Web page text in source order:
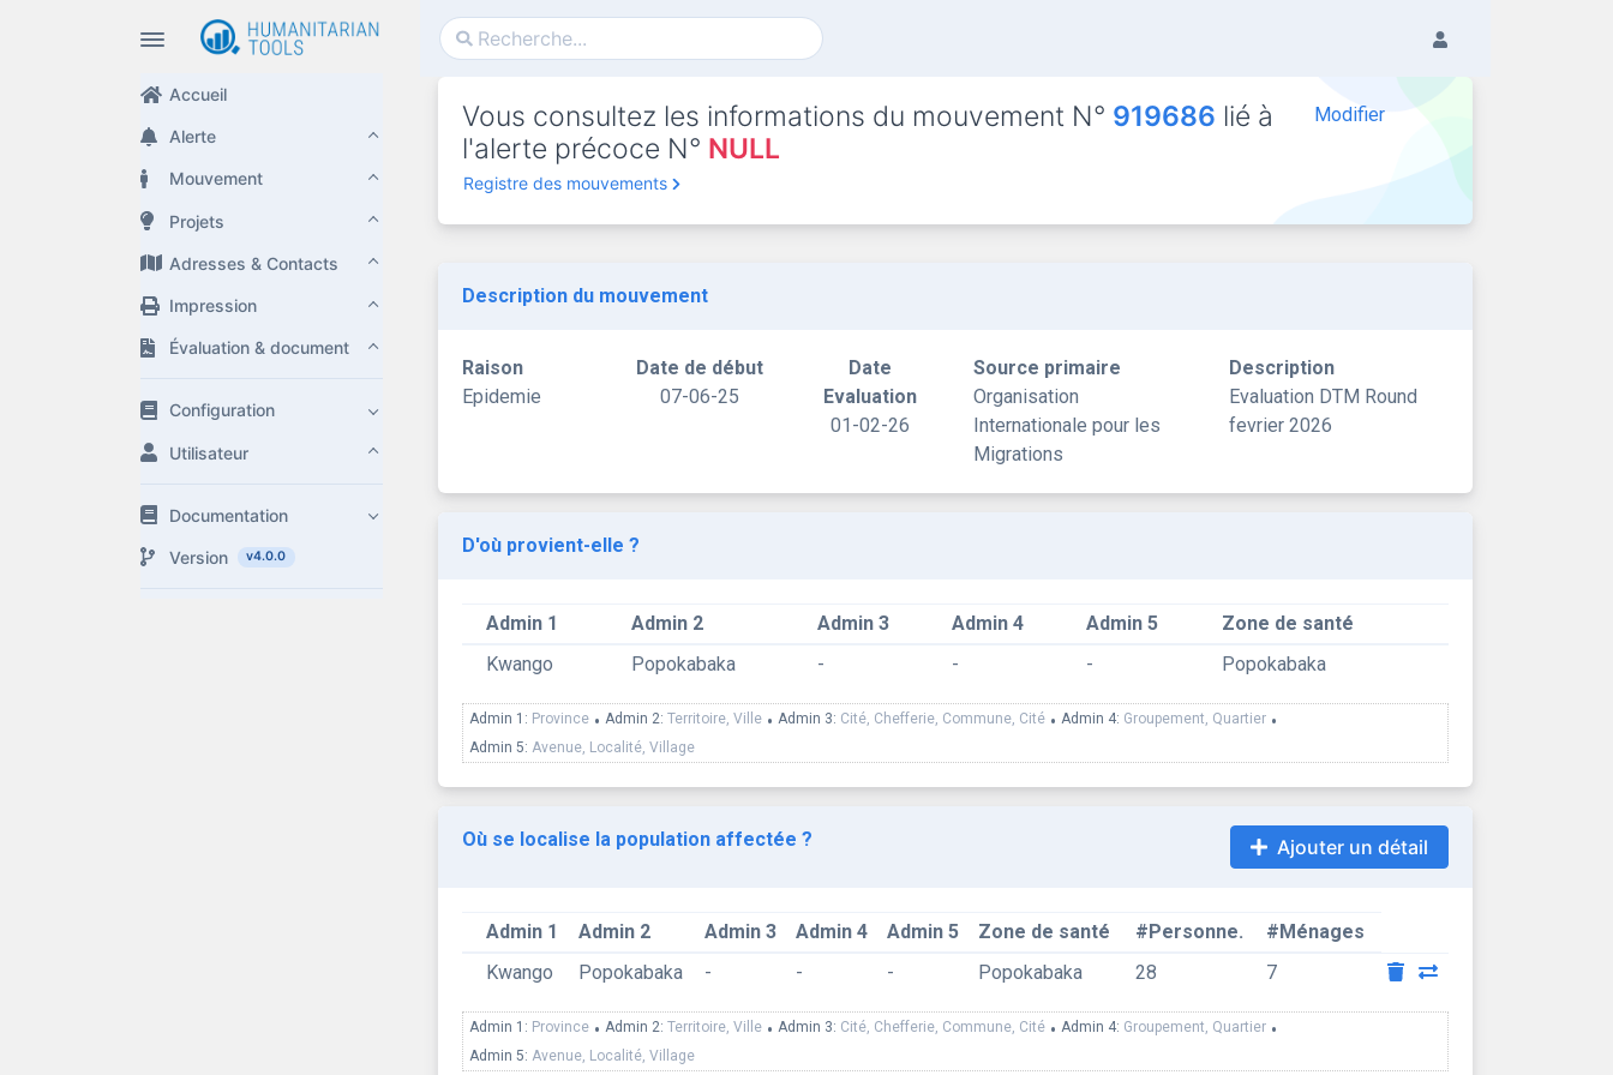
Accueil
Alerte
Mouvement
Projets
Adresses & Contacts
Impression
Évaluation & document
Configuration
Utilisateur
Documentation
Version v4.0.0
Vous consultez les informations du mouvement N° 919686 lié à
l'alerte précoce N° NULL
Registre des mouvements
Modifier
Description du mouvement
Raison
Epidemie
Date de début
07-06-25
Date
Evaluation
01-02-26
Source primaire
Organisation
Internationale pour les
Migrations
Description
Evaluation DTM Round
fevrier 2026
D'où provient-elle ?
Admin 1 Admin 2 Admin 3 Admin 4 Admin 5
Zone de santé
Kwango
Popokabaka - - - Popokabaka
Admin 1: Province • Admin 2: Territoire, Ville • Admin 3: Cité, Chefferie, Commune, Cité • Admin 4: Groupement, Quartier •
Admin 5: Avenue, Localité, Village
Où se localise la population affectée ? Ajouter un détail
Admin 1 Admin 2 Admin 3 Admin 4 Admin 5 Zone de santé #Personne.
#Ménages
Kwango
Popokabaka - - - Popokabaka 28 7
Admin 1: Province • Admin 2: Territoire, Ville • Admin 3: Cité, Chefferie, Commune, Cité • Admin 4: Groupement, Quartier •
Admin 5: Avenue, Localité, Village